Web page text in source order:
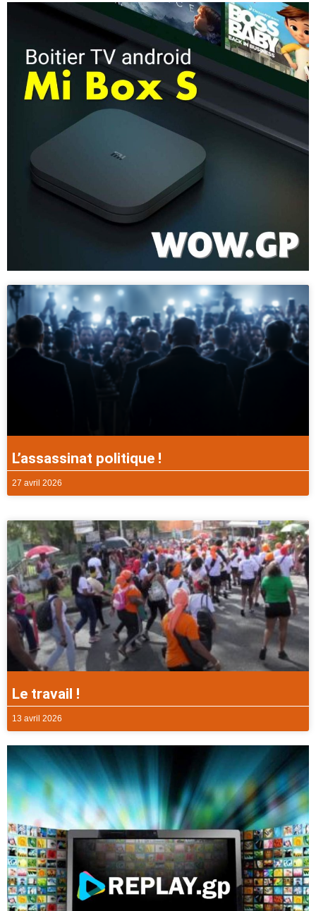
L’assassinat politique !
27 avril 2026
Le travail !
13 avril 2026